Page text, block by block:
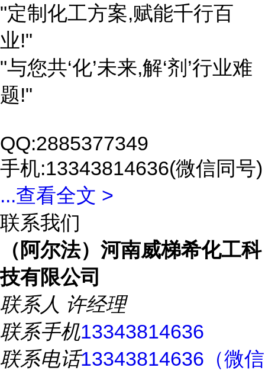
"定制化工方案,赋能千行百
业!"
"与您共‘化’未来,解‘剂’行业难
题!"
QQ:2885377349
手机:13343814636(微信同号)
...查看全文 >
联系我们
（阿尔法）河南威梯希化工科
技有限公司
联系人 许经理
联系手机13343814636
联系电话13343814636（微信